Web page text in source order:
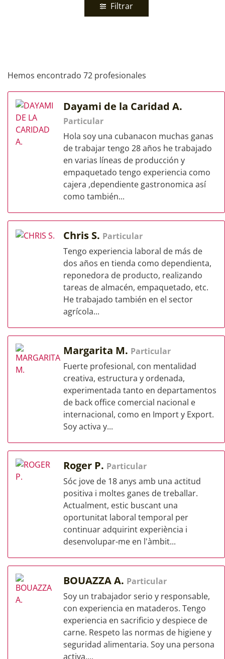
Filtrar
Hemos encontrado 72 profesionales
Dayami de la Caridad A.
Particular
Hola soy una cubanacon muchas ganas
de trabajar tengo 28 años he trabajado
en varias líneas de producción y
empaquetado tengo experiencia como
cajera ,dependiente gastronomica así
como también...
Chris S. Particular
Tengo experiencia laboral de más de
dos años en tienda como dependienta,
reponedora de producto, realizando
tareas de almacén, empaquetado, etc.
He trabajado también en el sector
agrícola...
Margarita M. Particular
Fuerte profesional, con mentalidad
creativa, estructura y ordenada,
experimentada tanto en departamentos
de back office comercial nacional e
internacional, como en Import y Export.
Soy activa y...
Roger P. Particular
Sóc jove de 18 anys amb una actitud
positiva i moltes ganes de treballar.
Actualment, estic buscant una
oportunitat laboral temporal per
continuar adquirint experiència i
desenvolupar-me en l'àmbit...
BOUAZZA A. Particular
Soy un trabajador serio y responsable,
con experiencia en mataderos. Tengo
experiencia en sacrificio y despiece de
carne. Respeto las normas de higiene y
seguridad alimentaria. Soy una persona
activa,...